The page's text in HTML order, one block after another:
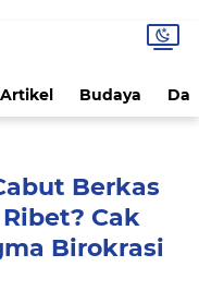
Artikel Budaya
Berkas
Cak
Birokrasi